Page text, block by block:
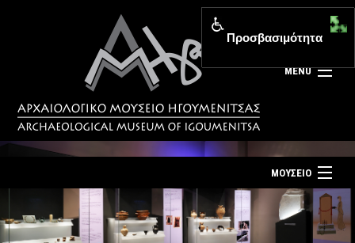
MENU
Αρχική σελίδα
ΜΟΥΣΕΙΟ
ΤΟ ΜΟΥΣΕΙΟ
ΕΚΘΕΣΕΙΣ
Προσβασιμότητα